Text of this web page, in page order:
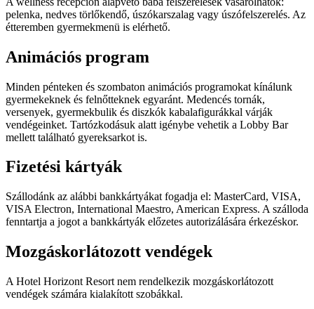
pelenka, nedves törlőkendő, úszókarszalag vagy úszófelszerelés. Az
étteremben gyermekmenü is elérhető.
Animációs program
Minden pénteken és szombaton animációs programokat kínálunk
gyermekeknek és felnőtteknek egyaránt. Medencés tornák,
versenyek, gyermekbulik és diszkók kabalafigurákkal várják
vendégeinket. Tartózkodásuk alatt igénybe vehetik a Lobby Bar
mellett található gyereksarkot is.
Fizetési kártyák
Szállodánk az alábbi bankkártyákat fogadja el: MasterCard, VISA,
VISA Electron, International Maestro, American Express. A szálloda
fenntartja a jogot a bankkártyák előzetes autorizálására érkezéskor.
Mozgáskorlátozott vendégek
A Hotel Horizont Resort nem rendelkezik mozgáskorlátozott
vendégek számára kialakított szobákkal.